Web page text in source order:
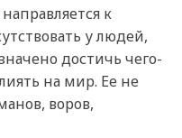
к
у людей,
достичь чего-
на мир. Ее не
воров,